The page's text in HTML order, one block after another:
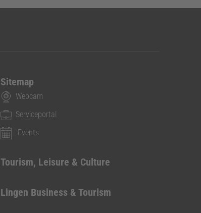
Sitemap
Webcam
Serviceportal
Events
Tourism, Leisure & Culture
Lingen Business & Tourism